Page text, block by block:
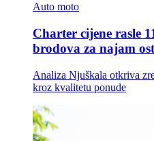
Auto moto
Charter cijene rasle
brodova za najam
Analiza Njuškala otkriva
kroz kvalitetu ponude